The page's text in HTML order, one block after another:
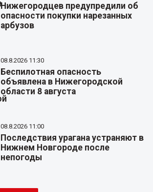
Нижегородцев предупредили об
опасности покупки нарезанных
арбузов
08.8.2026 11:30
Беспилотная опасность
объявлена в Нижегородской
области 8 августа
08.8.2026 11:00
Последствия урагана устраняют в
Нижнем Новгороде после
непогоды